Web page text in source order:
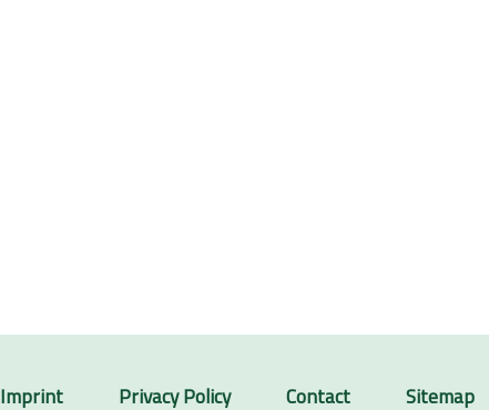
Imprint Privacy Policy Contact Sitemap